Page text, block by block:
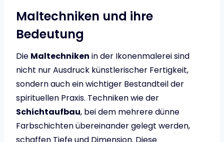
Maltechniken und ihre
Bedeutung
Die Maltechniken in der Ikonenmalerei sind
nicht nur Ausdruck künstlerischer Fertigkeit,
sondern auch ein wichtiger Bestandteil der
spirituellen Praxis. Techniken wie der
Schichtaufbau, bei dem mehrere dünne
Farbschichten übereinander gelegt werden,